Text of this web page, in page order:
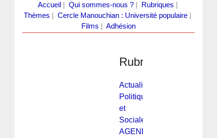
Accueil Qui sommes-nous ?| Rubriques
Thèmes
Cercle Manouchian : Université populaire
Films
Adhésion
Rubriques
Actualité
Politique
et
Sociale
AGENDA